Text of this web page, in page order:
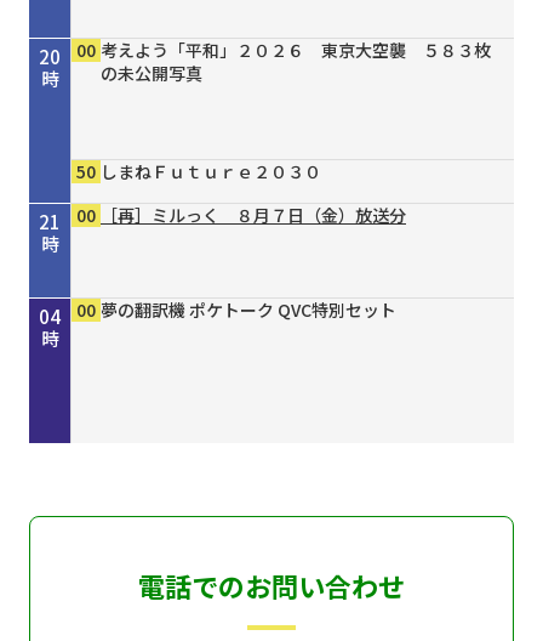
20
時
21
時
22
時
23
時
00
時
01
時
02
時
03
時
04
時
00 考えよう「平和」２０２６ 東京大空襲 ５８３枚
の未公開写真
50 しまねＦｕｔｕｒｅ２０３０
00
［再］ミルっく ８月７日（金）放送分
00 Ｄａｙ Ｔｒｉｐｐｅｒ ＃７９
15 シェフが教える家庭料理 ＃３７ 豆乳と漬物の
30 タイガースＶ特急 ８／４号
00 ［再］ミルっく ８月７日（金）放送分
00 はじめのミニだんじりへの道 ＃１２４
30 趣味の園芸 ガーデナー直伝 すてき！の作り方
55 オリックス・バファローズが好きやねん！８／１
00 銀座トマト ドクターズサプリ
00 夢の翻訳機 ポケトーク QVC特別セット
00 夢の翻訳機 ポケトーク QVC特別セット
00 夢の翻訳機 ポケトーク QVC特別セット
電話でのお問い合わせ